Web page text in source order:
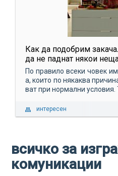
Как да подобрим
да не паднат някои
По правило всеки човек
а, които по някаква
ват при нормални условия.
интересен
всичко за
комуникации